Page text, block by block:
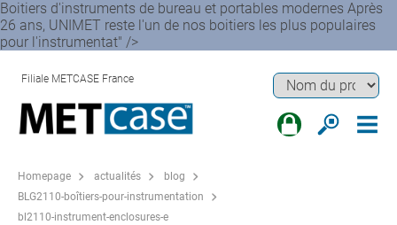
Boitiers d'instruments de bureau et portables modernes Après
26 ans, UNIMET reste l'un de nos boitiers les plus populaires
pour l'instrumentat" />
Filiale METCASE France
Homepage actualités
blog
BLG2110-boîtiers-pour-instrumentation
bl2110-instrument-enclosures-e